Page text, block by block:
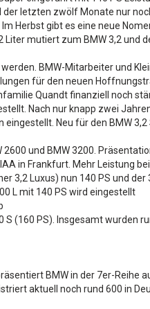
letzten zwölf Monate nur
Herbst gibt es eine neue
mutiert zum BMW 3,2 und
BMW-Mitarbeiter und
für den neuen
Quandt finanziell noch
Nach nur knapp zwei
Neu für den BMW
und BMW 3200.
in Frankfurt. Mehr Leistung
3,2 Luxus) nun 140 PS und
L mit 140 PS wird eingestellt
(160 PS). Insgesamt wurden
BMW in der 7er-Reihe
aktuell noch rund 600 in